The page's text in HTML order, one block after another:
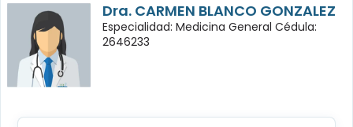
Dra. CARMEN BLANCO GONZALEZ
Especialidad: Medicina General Cédula:
2646233